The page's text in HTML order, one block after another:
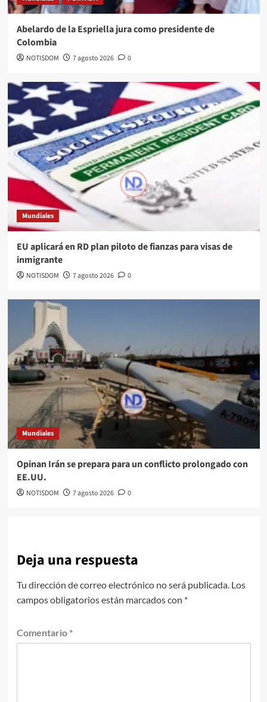
Abelardo de la Espriella jura como presidente de
Colombia
NOTISDOM 7 agosto 2026 0
Mundiales
EU aplicará en RD plan piloto de fianzas para visas de
inmigrante
NOTISDOM 7 agosto 2026 0
Mundiales
Opinan Irán se prepara para un conflicto prolongado con
EE.UU.
NOTISDOM 7 agosto 2026 0
Deja una respuesta
Tu dirección de correo electrónico no será publicada. Los
campos obligatorios están marcados con *
Comentario *